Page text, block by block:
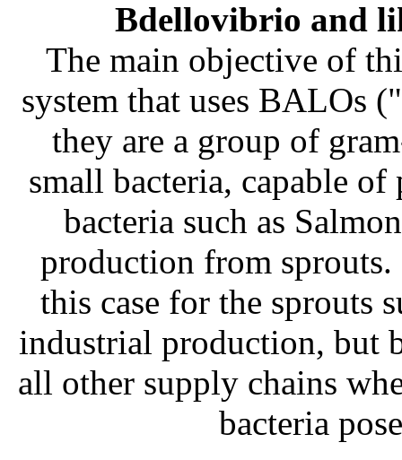
Bdellovibrio and
The main objective of
system that uses BALOs
they are a group of
small bacteria, capable
bacteria such as
production from
this case for the sprouts
industrial production, but
all other supply chains
bacteria